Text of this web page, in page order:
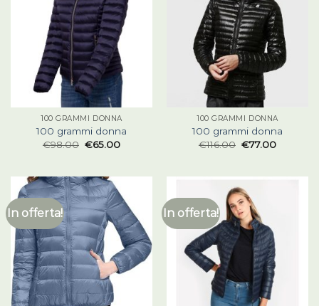
100 GRAMMI DONNA
100 grammi donna
€98.00 €65.00
100 GRAMMI DONNA
100 grammi donna
€116.00 €77.00
In offerta! In offerta!